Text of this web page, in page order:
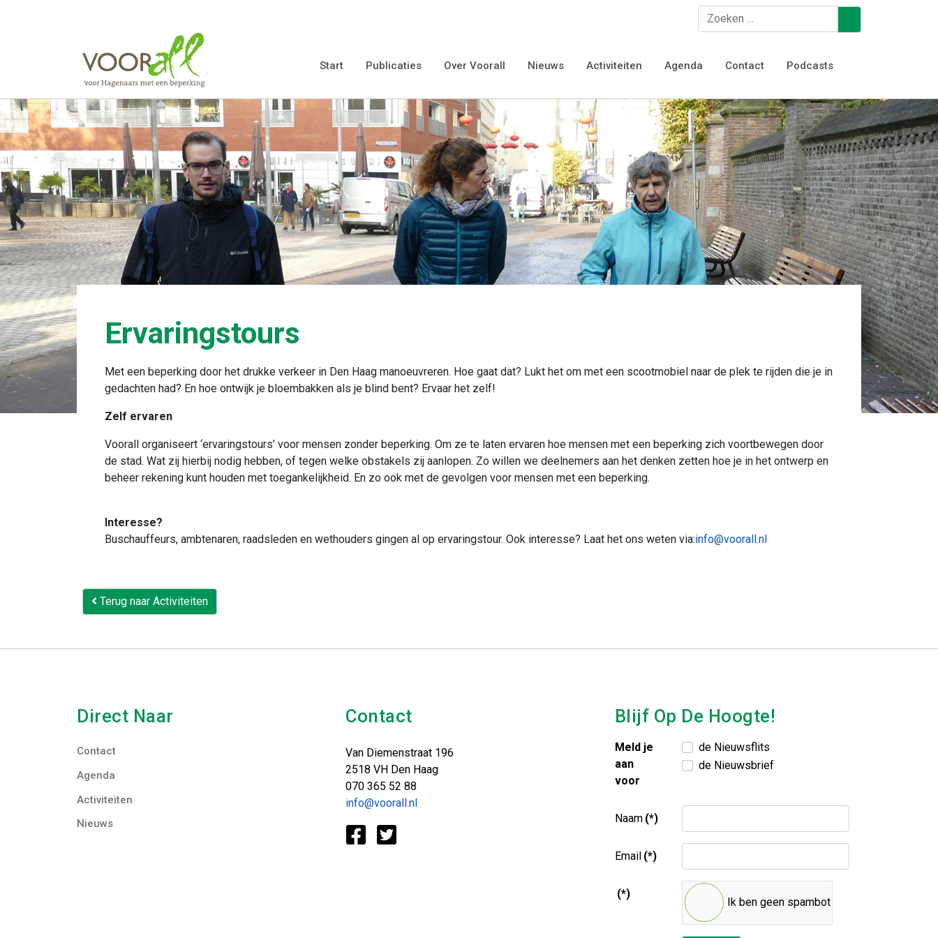
Start Publicaties Over Voorall Nieuws Activiteiten Agenda Contact Podcasts
Ervaringstours
Met een beperking door het drukke verkeer in Den Haag manoeuvreren. Hoe gaat dat? Lukt het om met een scootmobiel naar de plek te rijden die je in
gedachten had? En hoe ontwijk je bloembakken als je blind bent? Ervaar het zelf!
Zelf ervaren
Voorall organiseert ‘ervaringstours’ voor mensen zonder beperking. Om ze te laten ervaren hoe mensen met een beperking zich voortbewegen door
de stad. Wat zij hierbij nodig hebben, of tegen welke obstakels zij aanlopen. Zo willen we deelnemers aan het denken zetten hoe je in het ontwerp en
beheer rekening kunt houden met toegankelijkheid. En zo ook met de gevolgen voor mensen met een beperking.
Interesse?
Buschauffeurs, ambtenaren, raadsleden en wethouders gingen al op ervaringstour. Ook interesse? Laat het ons weten via:info@voorall.nl
Terug naar Activiteiten
Direct Naar
Contact
Agenda
Activiteiten
Nieuws
Contact
Van Diemenstraat 196
2518 VH Den Haag
070 365 52 88
info@voorall.nl
Blijf Op De Hoogte!
Meld je
aan
voor
de Nieuwsflits
de Nieuwsbrief
Naam (*)
Email (*)
(*)
Ik ben geen spambot